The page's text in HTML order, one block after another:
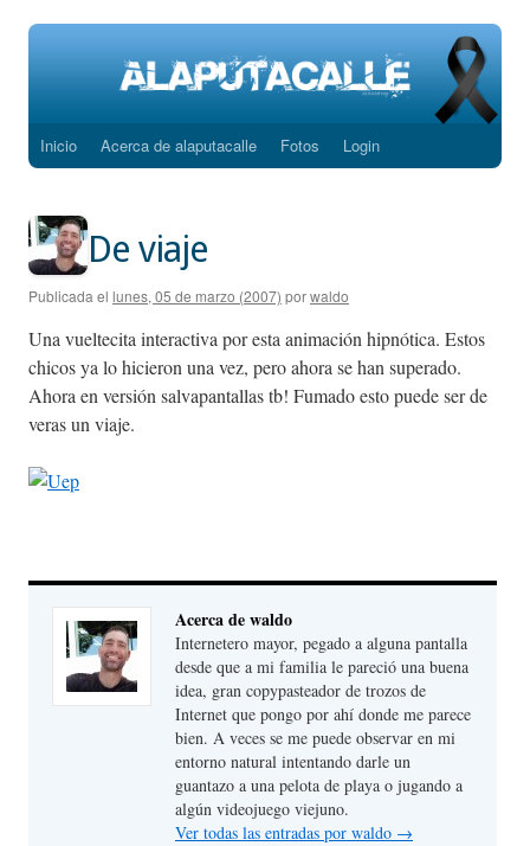
Saltar
contenido
Inicio Acerca de alaputacalle Fotos Login
De viaje
Publicada el lunes, 05 de marzo (2007) porwaldo
Una vueltecita interactiva por esta animación hipnótica. Estos
chicos ya lo hicieron una vez, pero ahora se han superado.
Ahora en versión salvapantallas tb! Fumado esto puede ser de
veras un viaje.
Acerca de waldo
Internetero mayor, pegado a alguna pantalla
desde que a mi familia le pareció una buena
idea, gran copypasteador de trozos de
Internet que pongo por ahí donde me parece
bien. A veces se me puede observar en mi
entorno natural intentando darle un
guantazo a una pelota de playa o jugando a
algún videojuego viejuno.
Ver todas las entradas por waldo →